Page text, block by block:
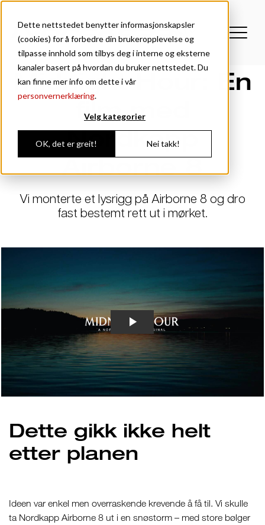
Dette nettstedet benytter informasjonskapsler
(cookies) for å forbedre din brukeropplevelse og
tilpasse innhold som tilbys deg i interne og eksterne
kanaler basert på hvordan du bruker nettstedet. Du
kan finne mer info om dette i vår
personvernerklæring.
Velg kategorier
OK, det er greit! Nei takk!
Midnight Hour: En
film med
Nordkapp
Airborne 8
Vi monterte et lysrigg på Airborne 8 og dro
fast bestemt rett ut i mørket.
Dette gikk ikke helt
etter planen
Ideen var enkel men overraskende krevende å få til. Vi skulle
ta Nordkapp Airborne 8 ut i en snøstorm – med store bølger